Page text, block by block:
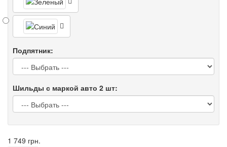
Подпятник:
Шильды с маркой авто 2 шт:
1 749 грн.